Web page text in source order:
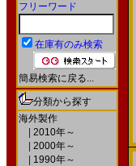
フリーワード
在庫有のみ検索
簡易検索に戻る...
分類から探す
海外製作
2010年～
2000年～
1990年～